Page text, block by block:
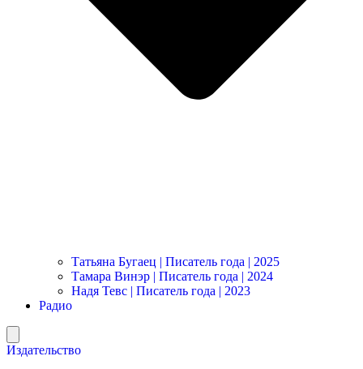
Татьяна Бугаец | Писатель года | 2025
Тамара Винэр | Писатель года | 2024
Надя Тевс | Писатель года | 2023
Радио
Издательство